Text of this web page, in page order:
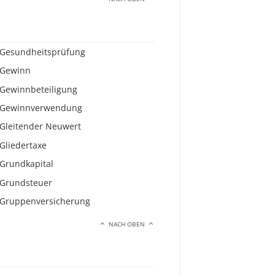
Gesundheitsprüfung
Gewinn
Gewinnbeteiligung
Gewinnverwendung
Gleitender Neuwert
Gliedertaxe
Grundkapital
Grundsteuer
Gruppenversicherung
NACH OBEN